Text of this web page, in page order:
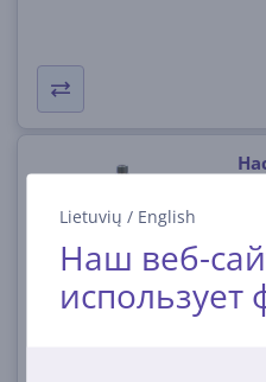
Lietuvių / English
Наш веб-